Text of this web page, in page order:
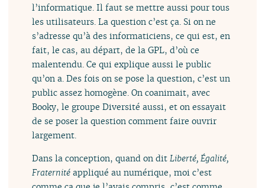
l’informatique. Il faut se mettre aussi pour tous
les utilisateurs. La question c’est ça. Si on ne
s’adresse qu’à des informaticiens, ce qui est, en
fait, le cas, au départ, de la GPL, d’où ce
malentendu. Ce qui explique aussi le public
qu’on a. Des fois on se pose la question, c’est un
public assez homogène. On coanimait, avec
Booky, le groupe Diversité aussi, et on essayait
de se poser la question comment faire ouvrir
largement.
Dans la conception, quand on dit Liberté, Égalité,
Fraternité appliqué au numérique, moi c’est